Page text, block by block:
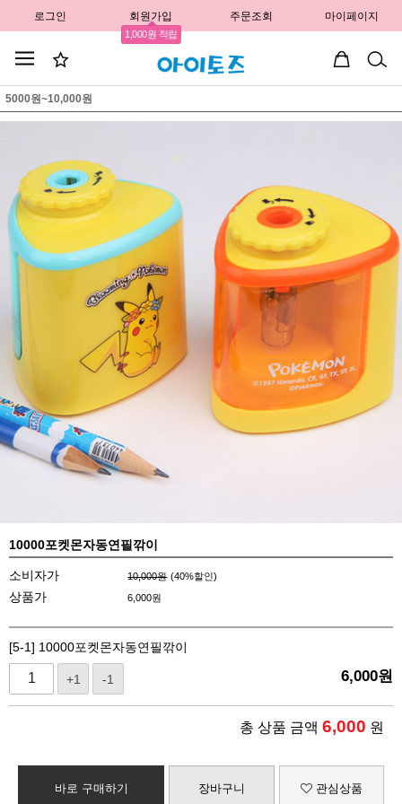
로그인 회원가입
1,000원 적립
주문조회 마이페이지
5000원~10,000원
10000포켓몬자동연필깎이
소비자가 10,000원 (40%할인)
상품가 6,000원
[5-1] 10000포켓몬자동연필깎이
+1 -1 6,000원
총 상품 금액 6,000 원
바로 구매하기 장바구니 관심상품